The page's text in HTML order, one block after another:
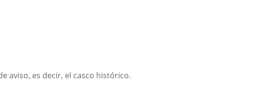
aviso, es decir, el casco histórico.